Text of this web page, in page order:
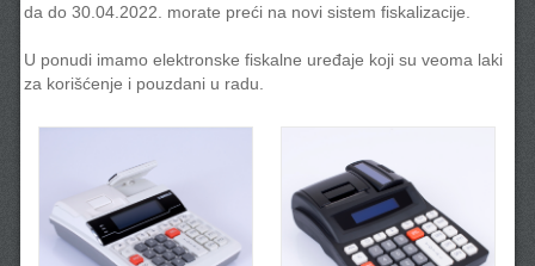
da do 30.04.2022. morate preći na novi sistem fiskalizacije.
U ponudi imamo elektronske fiskalne uređaje koji su veoma laki
za korišćenje i pouzdani u radu.